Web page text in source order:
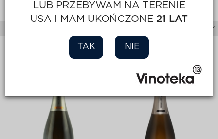
LUB PRZEBYWAM NA TERENIE
USA I MAM UKOŃCZONE 21 LAT
TAK NIE